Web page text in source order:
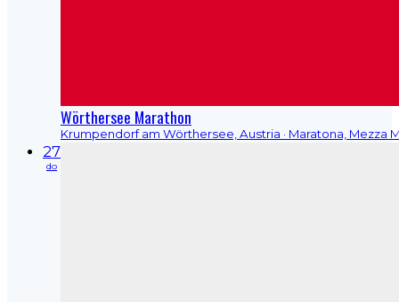
Wörthersee Marathon
Krumpendorf am Wörthersee, Austria · Maratona, Mezza
27
do